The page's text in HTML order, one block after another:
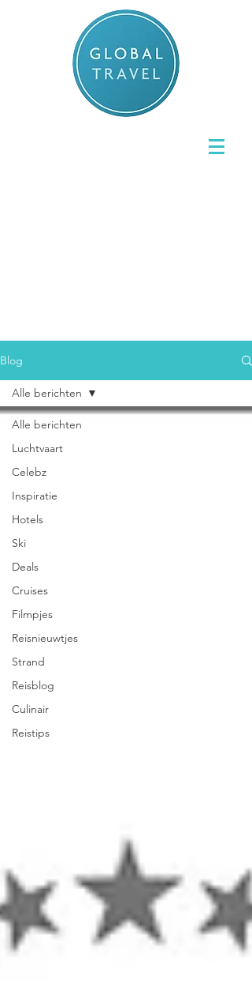
Blog
Alle berichten
Luchtvaart
Celebz
Inspiratie
Hotels
Ski
Deals
Cruises
Filmpjes
Reisnieuwtjes
Strand
Reisblog
Culinair
Reistips
Alle berichten